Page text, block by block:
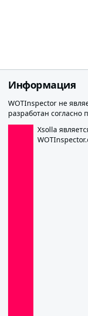
Информация
WOTInspector не
разработан согласно
Xsolla